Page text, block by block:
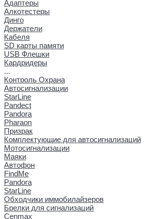
Адаптеры
Алкотестеры
Динго
Держатели
Кабеля
SD карты памяти
USB Флешки
Кардридеры
...
Контроль Охрана
Автосигнализации
StarLine
Pandect
Pandora
Pharaon
Призрак
Комплектующие для автосигнализаций
Мотосигнализации
Маяки
Автофон
FindMe
Pandora
StarLine
Обходчики иммобилайзеров
Брелки для сигнализаций
Cenmax